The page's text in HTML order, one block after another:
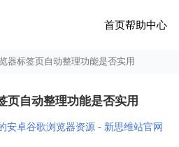
首页帮助中心
器标签页自动整理功能是否实用
页自动整理功能是否实用
安卓谷歌浏览器资源 - 新思维站官网